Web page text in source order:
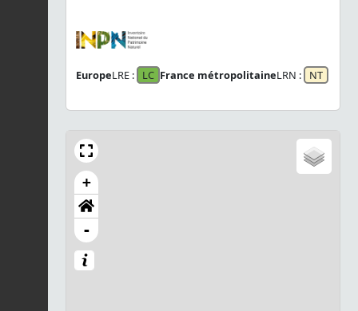
EuropeLRE : LC France métropolitaineLRN : NT
+
-